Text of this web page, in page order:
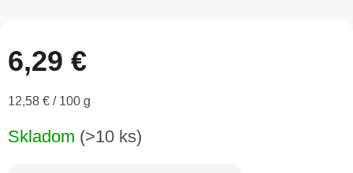
6,29 €
Jednotková
12,58 € / 100 g
Skladom (>10 ks)